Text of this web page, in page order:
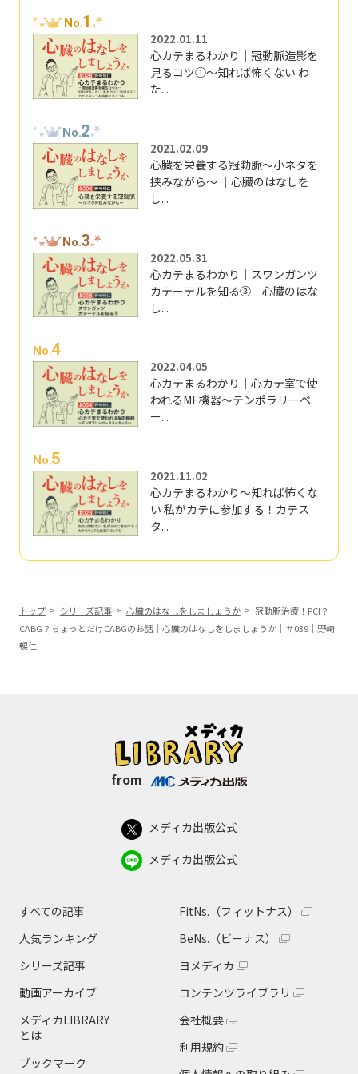
No.1
2022.01.11
心カテまるわかり｜冠動脈造影を
見るコツ①～知れば怖くない わ
た...
No.2
2021.02.09
心臓を栄養する冠動脈～小ネタを
挟みながら～ ｜心臓のはなしを
し...
No.3
2022.05.31
心カテまるわかり｜スワンガンツ
カテーテルを知る③｜心臓のはな
し...
No.4
2022.04.05
心カテまるわかり｜心カテ室で使
われるME機器～テンポラリーペ
ー...
No.5
2021.11.02
心カテまるわかり～知れば怖くな
い 私がカテに参加する！カテス
タ...
トップ シリーズ記事 心臓のはなしをしましょうか
冠動脈治療！PCI？
CABG？ちょっとだけCABGのお話｜心臓のはなしをしましょうか｜＃039｜野崎
暢仁
from
メディカ出版公式
メディカ出版公式
すべての記事
人気ランキング
シリーズ記事
動画アーカイブ
メディカLIBRARY
とは
ブックマーク
FitNs.（フィットナス）
BeNs.（ビーナス）
ヨメディカ
コンテンツライブラリ
会社概要
利用規約